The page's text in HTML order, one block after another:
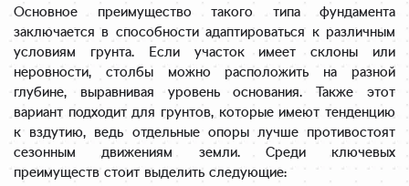
Основное преимущество такого типа фундамента
заключается в способности адаптироваться к различным
условиям грунта. Если участок имеет склоны или
неровности, столбы можно расположить на разной
глубине, выравнивая уровень основания. Также этот
вариант подходит для грунтов, которые имеют тенденцию
к вздутию, ведь отдельные опоры лучше противостоят
сезонным движениям земли. Среди ключевых
преимуществ стоит выделить следующие: